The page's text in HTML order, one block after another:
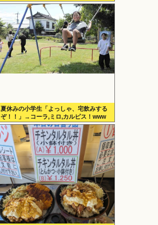
夏休みの小学生「よっしゃ、宅飲みする
ぞ！！」→コーラ,ミロ,カルピス！www